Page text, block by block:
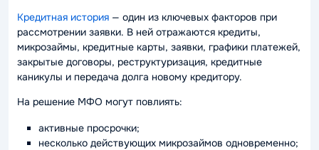
Кредитная история — один из ключевых факторов при
рассмотрении заявки. В ней отражаются кредиты,
микрозаймы, кредитные карты, заявки, графики платежей,
закрытые договоры, реструктуризация, кредитные
каникулы и передача долга новому кредитору.
На решение МФО могут повлиять:
активные просрочки;
несколько действующих микрозаймов одновременно;